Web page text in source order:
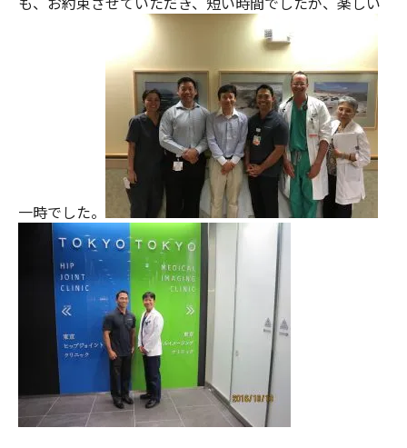
一時でした。